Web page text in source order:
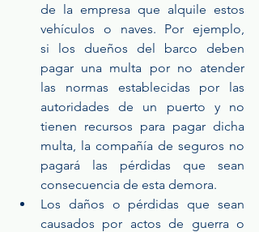
de la empresa que alquile estos
vehículos  o  naves.  Por  ejemplo,
si  los  dueños  del  barco  deben
pagar  una  multa  por  no  atender
las normas establecidas por las
autoridades de un puerto y no
tienen recursos para pagar dicha
multa, la compañía de seguros no
pagará las pérdidas que sean
consecuencia de esta demora.
Los  daños  o  pérdidas  que  sean
causados  por  actos  de  guerra  o